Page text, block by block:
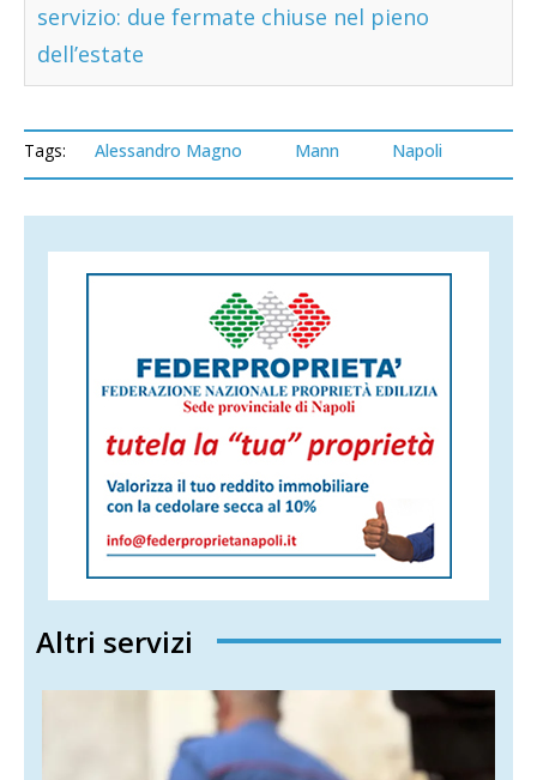
servizio: due fermate chiuse nel pieno
dell’estate
Tags: Alessandro Magno Mann Napoli
Altri servizi